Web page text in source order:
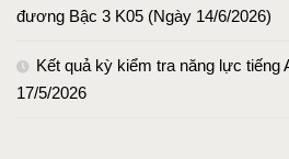
đương Bậc 3 K05 (Ngày 14/6/2026)
Kết quả kỳ kiểm tra năng lực tiếng
17/5/2026